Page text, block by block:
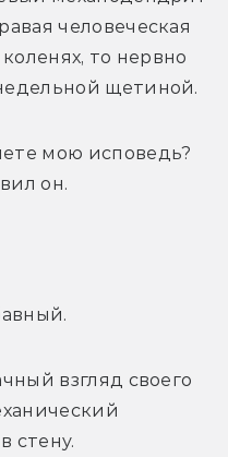
человеческая
то нервно
щетиной.
мою исповедь?
он.
взгляд своего
стену.